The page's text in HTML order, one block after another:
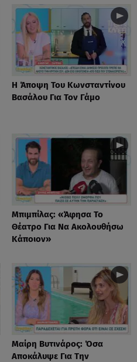
Η Άποψη Του Κωνσταντίνου
Βασάλου Για Τον Γάμο
Μπιμπίλας: «Άφησα Το
Θέατρο Για Να Ακολουθήσω
Κάποιον»
Μαίρη Βυτινάρος: Όσα
Αποκάλυψε Για Την